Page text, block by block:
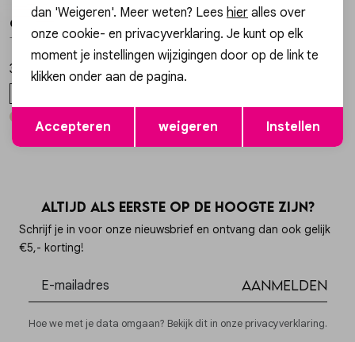
Gossip
TRUI VERA TRUI VERA
39,99
/2
Altijd als eerste op de hoogte zijn?
Schrijf je in voor onze nieuwsbrief en ontvang dan ook gelijk
€5,- korting!
Aanmelden
Hoe we met je data omgaan? Bekijk dit in onze privacyverklaring.
Opslaan
dan 'Weigeren'. Meer weten? Lees hier alles over
onze cookie- en privacyverklaring. Je kunt op elk
moment je instellingen wijzigingen door op de link te
klikken onder aan de pagina.
Accepteren weigeren Instellen